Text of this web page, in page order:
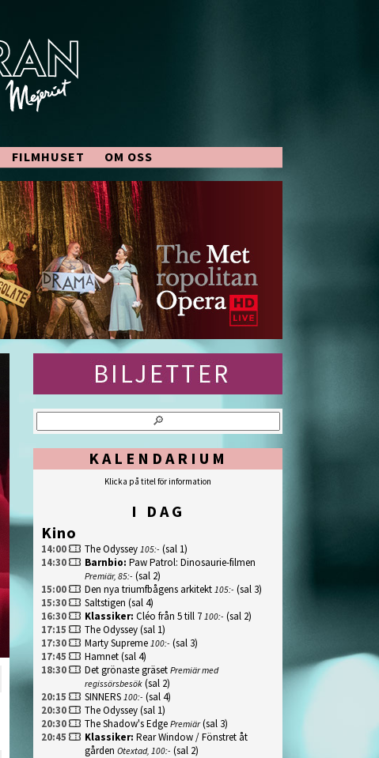
FILMHUSET
OM OSS
KALENDARIUM
Klicka på titel för information
I DAG
Kino
14:00 The Odyssey 105:- (sal 1)
14:30
Barnbio: Paw Patrol: Dinosaurie-filmen
Premiär, 85:- (sal 2)
15:00
Den nya triumfbågens arkitekt 105:- (sal 3)
15:30
Saltstigen (sal 4)
16:30
Klassiker: Cléo från 5 till 7 100:- (sal 2)
17:15
The Odyssey(sal 1)
17:30
Marty Supreme 100:- (sal 3)
17:45
Hamnet(sal 4)
18:30
Det grönaste gräset Premiär med
regissörsbesök (sal 2)
20:15
SINNERS 100:- (sal 4)
20:30
The Odyssey(sal 1)
20:30
The Shadow's Edge Premiär(sal 3)
20:45
Klassiker: Rear Window / Fönstret åt
gården Otextad, 100:- (sal 2)